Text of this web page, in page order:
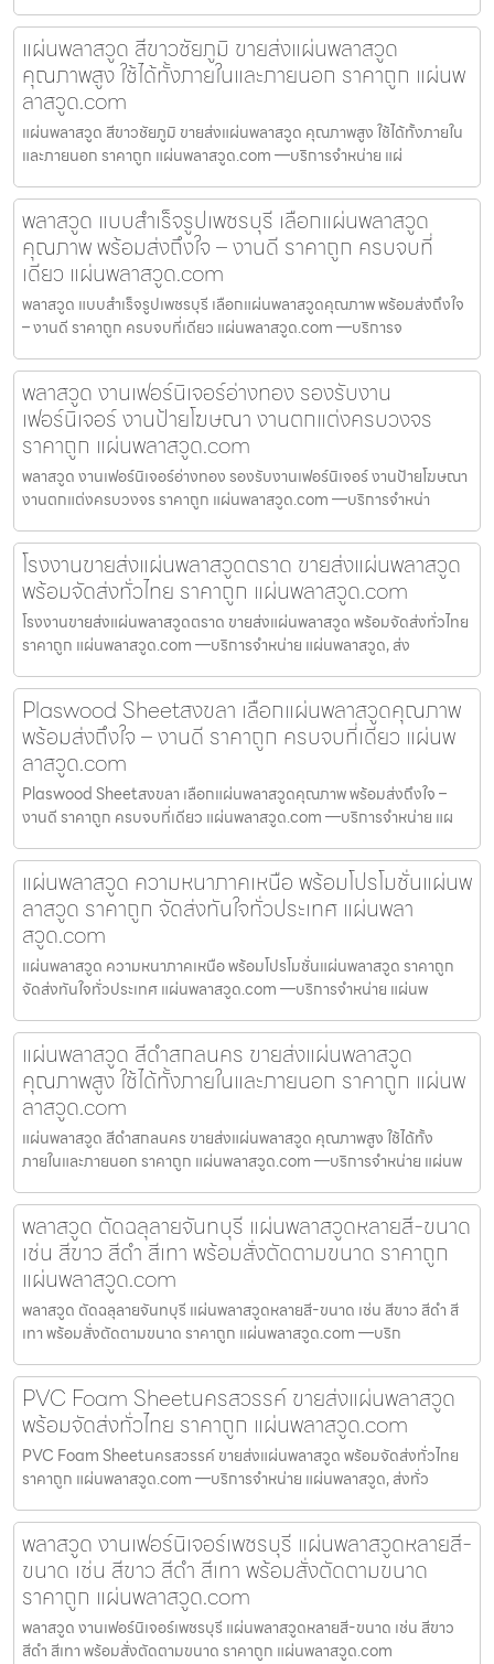
แผ่นพลาสวูด สีขาวชัยภูมิ ขายส่งแผ่นพลาสวูด
คุณภาพสูง ใช้ได้ทั้งภายในและภายนอก ราคาถูก แผ่นพ
ลาสวูด.com
แผ่นพลาสวูด สีขาวชัยภูมิ ขายส่งแผ่นพลาสวูด คุณภาพสูง ใช้ได้ทั้งภายใน
และภายนอก ราคาถูก แผ่นพลาสวูด.com —บริการจำหน่าย แผ่
พลาสวูด แบบสำเร็จรูปเพชรบุรี เลือกแผ่นพลาสวูด
คุณภาพ พร้อมส่งถึงใจ – งานดี ราคาถูก ครบจบที่
เดียว แผ่นพลาสวูด.com
พลาสวูด แบบสำเร็จรูปเพชรบุรี เลือกแผ่นพลาสวูดคุณภาพ พร้อมส่งถึงใจ
– งานดี ราคาถูก ครบจบที่เดียว แผ่นพลาสวูด.com —บริการจ
พลาสวูด งานเฟอร์นิเจอร์อ่างทอง รองรับงาน
เฟอร์นิเจอร์ งานป้ายโฆษณา งานตกแต่งครบวงจร
ราคาถูก แผ่นพลาสวูด.com
พลาสวูด งานเฟอร์นิเจอร์อ่างทอง รองรับงานเฟอร์นิเจอร์ งานป้ายโฆษณา
งานตกแต่งครบวงจร ราคาถูก แผ่นพลาสวูด.com —บริการจำหน่า
โรงงานขายส่งแผ่นพลาสวูดตราด ขายส่งแผ่นพลาสวูด
พร้อมจัดส่งทั่วไทย ราคาถูก แผ่นพลาสวูด.com
โรงงานขายส่งแผ่นพลาสวูดตราด ขายส่งแผ่นพลาสวูด พร้อมจัดส่งทั่วไทย
ราคาถูก แผ่นพลาสวูด.com —บริการจำหน่าย แผ่นพลาสวูด, ส่ง
Plaswood Sheetสงขลา เลือกแผ่นพลาสวูดคุณภาพ
พร้อมส่งถึงใจ – งานดี ราคาถูก ครบจบที่เดียว แผ่นพ
ลาสวูด.com
Plaswood Sheetสงขลา เลือกแผ่นพลาสวูดคุณภาพ พร้อมส่งถึงใจ –
งานดี ราคาถูก ครบจบที่เดียว แผ่นพลาสวูด.com —บริการจำหน่าย แผ
แผ่นพลาสวูด ความหนาภาคเหนือ พร้อมโปรโมชั่นแผ่นพ
ลาสวูด ราคาถูก จัดส่งทันใจทั่วประเทศ แผ่นพลา
สวูด.com
แผ่นพลาสวูด ความหนาภาคเหนือ พร้อมโปรโมชั่นแผ่นพลาสวูด ราคาถูก
จัดส่งทันใจทั่วประเทศ แผ่นพลาสวูด.com —บริการจำหน่าย แผ่นพ
แผ่นพลาสวูด สีดำสกลนคร ขายส่งแผ่นพลาสวูด
คุณภาพสูง ใช้ได้ทั้งภายในและภายนอก ราคาถูก แผ่นพ
ลาสวูด.com
แผ่นพลาสวูด สีดำสกลนคร ขายส่งแผ่นพลาสวูด คุณภาพสูง ใช้ได้ทั้ง
ภายในและภายนอก ราคาถูก แผ่นพลาสวูด.com —บริการจำหน่าย แผ่นพ
พลาสวูด ตัดฉลุลายจันทบุรี แผ่นพลาสวูดหลายสี-ขนาด
เช่น สีขาว สีดำ สีเทา พร้อมสั่งตัดตามขนาด ราคาถูก
แผ่นพลาสวูด.com
พลาสวูด ตัดฉลุลายจันทบุรี แผ่นพลาสวูดหลายสี-ขนาด เช่น สีขาว สีดำ สี
เทา พร้อมสั่งตัดตามขนาด ราคาถูก แผ่นพลาสวูด.com —บริก
PVC Foam Sheetนครสวรรค์ ขายส่งแผ่นพลาสวูด
พร้อมจัดส่งทั่วไทย ราคาถูก แผ่นพลาสวูด.com
PVC Foam Sheetนครสวรรค์ ขายส่งแผ่นพลาสวูด พร้อมจัดส่งทั่วไทย
ราคาถูก แผ่นพลาสวูด.com —บริการจำหน่าย แผ่นพลาสวูด, ส่งทั่ว
พลาสวูด งานเฟอร์นิเจอร์เพชรบุรี แผ่นพลาสวูดหลายสี-
ขนาด เช่น สีขาว สีดำ สีเทา พร้อมสั่งตัดตามขนาด
ราคาถูก แผ่นพลาสวูด.com
พลาสวูด งานเฟอร์นิเจอร์เพชรบุรี แผ่นพลาสวูดหลายสี-ขนาด เช่น สีขาว
สีดำ สีเทา พร้อมสั่งตัดตามขนาด ราคาถูก แผ่นพลาสวูด.com